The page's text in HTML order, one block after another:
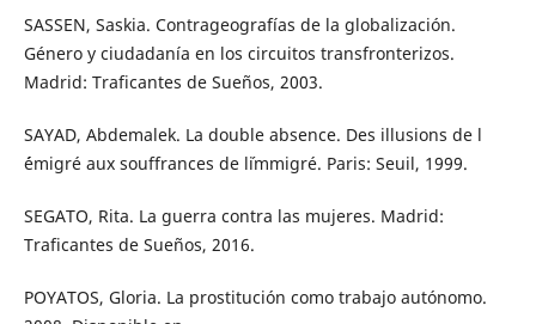
SASSEN, Saskia. Contrageografías de la globalización.
Género y ciudadanía en los circuitos transfronterizos.
Madrid: Traficantes de Sueños, 2003.
SAYAD, Abdemalek. La double absence. Des illusions de l
´émigré aux souffrances de l´immigré. Paris: Seuil, 1999.
SEGATO, Rita. La guerra contra las mujeres. Madrid:
Traficantes de Sueños, 2016.
POYATOS, Gloria. La prostitución como trabajo autónomo.